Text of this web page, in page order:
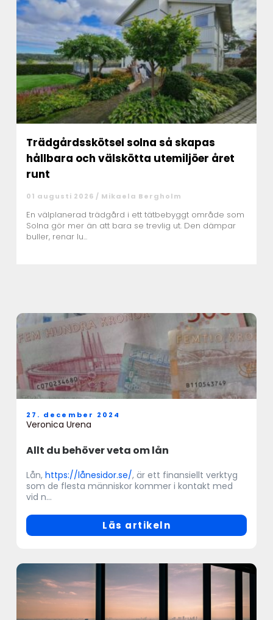
Trädgårdsskötsel solna så skapas
hållbara och välskötta utemiljöer året
runt
01 augusti 2026 / Mikaela Bergholm
En välplanerad trädgård i ett tätbebyggt område som
Solna gör mer än att bara se trevlig ut. Den dämpar
buller, renar lu...
Allt du behöver veta om lån
27. december 2024
Veronica Urena
Lån, https://lånesidor.se/, är ett finansiellt verktyg
som de flesta människor kommer i kontakt med
vid n...
Läs artikeln